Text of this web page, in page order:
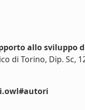
allo
di Torino, Dip. Sc,